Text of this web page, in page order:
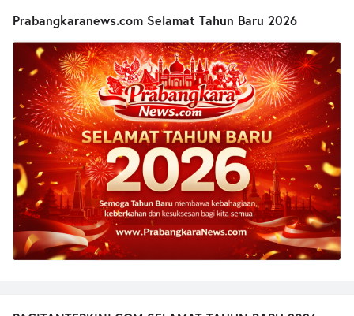
Prabangkaranews.com Selamat Tahun Baru 2026